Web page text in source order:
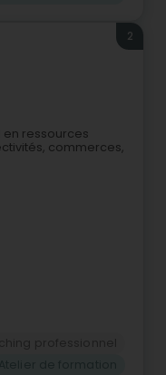
2
en ressources
commerces,